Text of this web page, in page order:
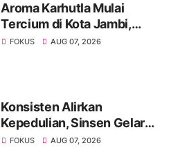
Aroma Karhutla Mulai
Tercium di Kota Jambi,
Warga Diminta Waspada
FOKUS AUG 07, 2026
Konsisten Alirkan
Kepedulian, Sinsen Gelar
Donor Darah ke-23 dalam
FOKUS AUG 07, 2026